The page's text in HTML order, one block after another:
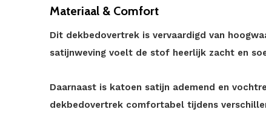
Materiaal & Comfort
Dit dekbedovertrek is vervaardigd van
satijnweving voelt de stof heerlijk zacht en
Daarnaast is katoen satijn ademend en
dekbedovertrek comfortabel tijdens